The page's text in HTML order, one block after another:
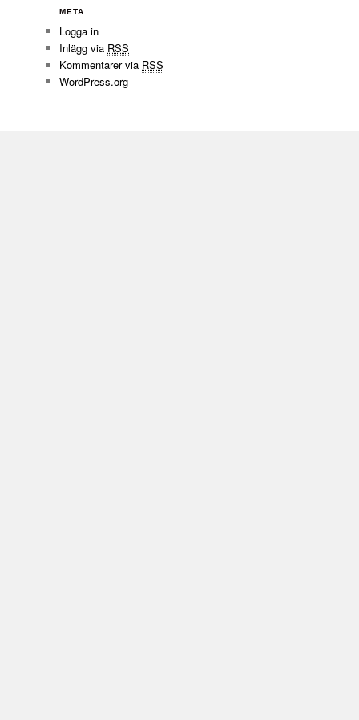
META
Logga in
Inlägg via RSS
Kommentarer via RSS
WordPress.org